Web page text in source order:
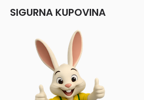
SOUDAL
SPIRIT
SSW
STANDOM
STANLEY
SIGURNA KUPOVINA